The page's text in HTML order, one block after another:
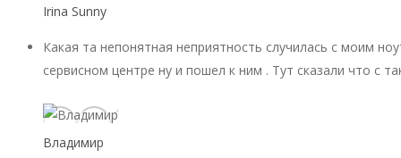
Irina Sunny
Какая та непонятная неприятность случилась с моим
сервисном центре ну и пошел к ним . Тут сказали что с
Владимир